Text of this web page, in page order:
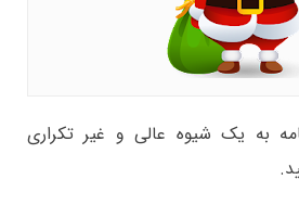
به یک شیوه عالی و غیر تکراری